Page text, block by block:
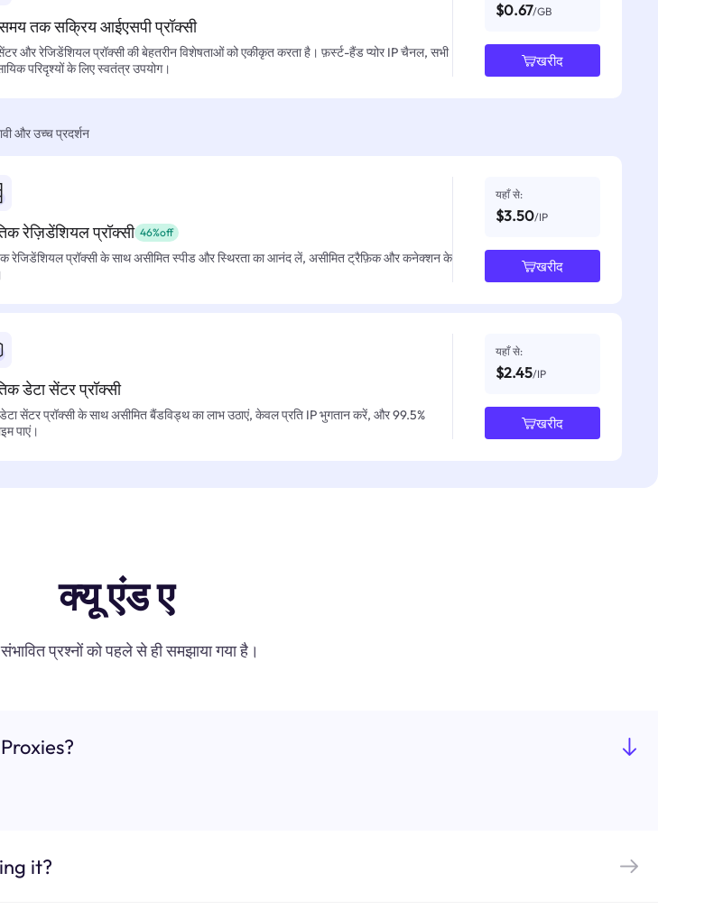
तक सक्रिय आईएसपी प्रॉक्सी
और रेजिडेंशियल प्रॉक्सी की बेहतरीन विशेषताओं को एकीकृत करता है। फ़र्स्ट-हैंड प्योर IP चैनल, सभी
परिदृश्यों के लिए स्वतंत्र उपयोग।
$0.67/GB
खरीद
और उच्च प्रदर्शन
रेज़िडेंशियल प्रॉक्सी 46%off
रेजिडेंशियल प्रॉक्सी के साथ असीमित स्पीड और स्थिरता का आनंद लें, असीमित ट्रैफ़िक और कनेक्शन के
यहाँ से:
$3.50/IP
खरीद
डेटा सेंटर प्रॉक्सी
डेटा सेंटर प्रॉक्सी के साथ असीमित बैंडविड्थ का लाभ उठाएं, केवल प्रति IP भुगतान करें, और 99.5%
पाएं।
यहाँ से:
$2.45/IP
खरीद
क्यू एंड ए
प्रश्नों को पहले से ही समझाया गया है।
it?